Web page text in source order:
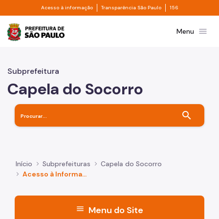
Pular para o Conteúdo principal
Acesso à informação Divisor de acesso à informação
Transparência São Paulo Divisor de
156
Prefeitura de São PauloMenu menu
Subprefeitura
Capela do Socorro
search
Início Subprefeituras
Capela do Socorro
Acesso à Informação
menu Menu do Site